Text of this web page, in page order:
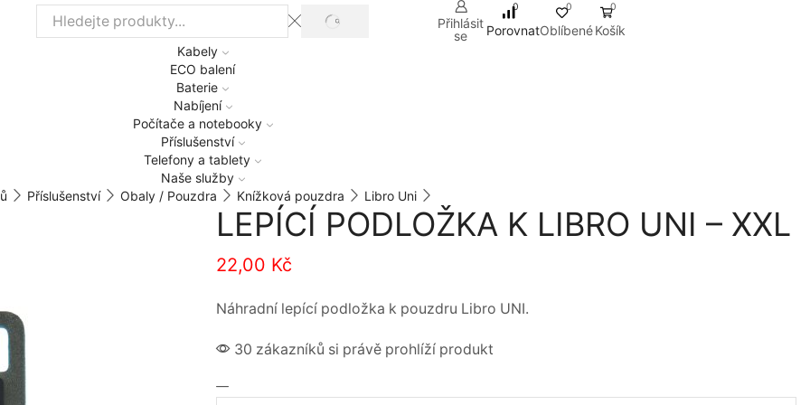
Vstup
HLEDAT
Přihlásit
se
0
Porovnat
0
Oblíbené
0
Košík
Kabely
ECO balení
Baterie
Nabíjení
Počítače a notebooky
Příslušenství
Telefony a tablety
Naše služby
Příslušenství Obaly / Pouzdra Knížková pouzdra Libro Uni
LEPÍCÍ PODLOŽKA K LIBRO UNI – XXL
22,00 Kč
Náhradní lepící podložka k pouzdru Libro UNI.
30 zákazníků si právě prohlíží produkt